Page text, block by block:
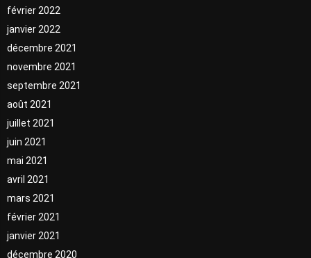
février 2022
janvier 2022
décembre 2021
novembre 2021
septembre 2021
août 2021
juillet 2021
juin 2021
mai 2021
avril 2021
mars 2021
février 2021
janvier 2021
décembre 2020